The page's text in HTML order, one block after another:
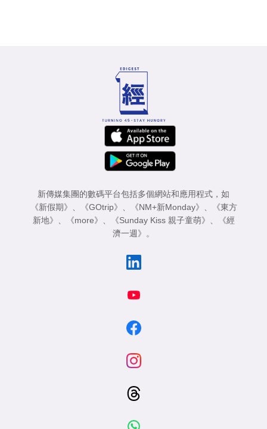
新傳媒集團的數碼平台包括多個網站和應用程式，如
《新假期》
《GOtrip》 《NM+新Monday》
《東方
新地》
《more》 《Sunday Kiss 親子童萌》
《經
濟一週》
。